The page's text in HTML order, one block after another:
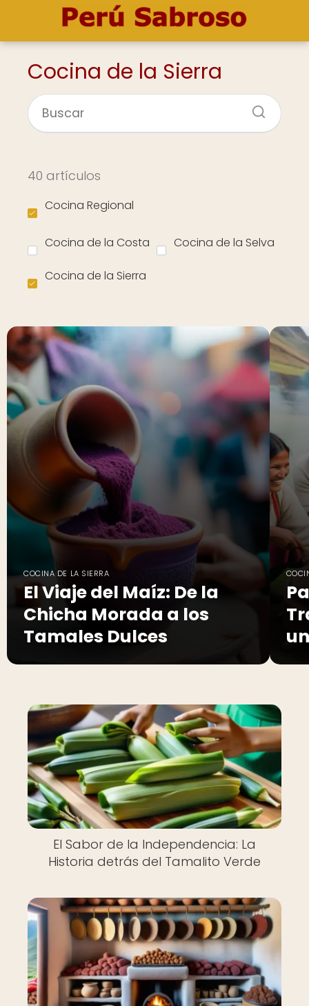
Cocina de la Sierra
40 artículos
Cocina Regional
Cocina de la Costa Cocina de la Selva
Cocina de la Sierra
COCINA DE LA SIERRA
El Viaje del Maíz: De la
Chicha Morada a los
Tamales Dulces
El Sabor de la Independencia: La
Historia detrás del Tamalito Verde